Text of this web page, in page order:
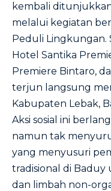
kembali
melalui kegiatan
Peduli Lingkungan.
Hotel Santika
Premiere Bintaro,
terjun langsung
Kabupaten Lebak,
Aksi sosial ini
namun tak
yang menyusuri
tradisional di
dan limbah non-